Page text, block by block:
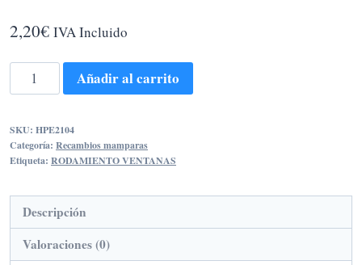
2,20€ IVA Incluido
RODAMIENTO
BOLAS
24MM
5X8
M007
cantidad
Añadir al carrito
SKU: HPE2104
Categoría: Recambios mamparas
Etiqueta: RODAMIENTO VENTANAS
Descripción
Valoraciones (0)